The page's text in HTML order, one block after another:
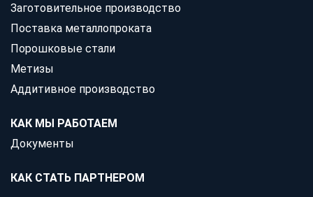
Заготовительное производство
Поставка металлопроката
Порошковые стали
Метизы
Аддитивное производство
КАК МЫ РАБОТАЕМ
Документы
КАК СТАТЬ ПАРТНЕРОМ